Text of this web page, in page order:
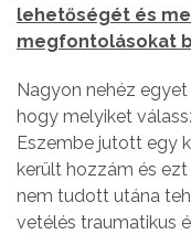
lehetőségét és
megfontolásokat
Nagyon nehéz
hogy melyiket
Eszembe jutott egy
került hozzám és
nem tudott utána
vetélés traumatikus